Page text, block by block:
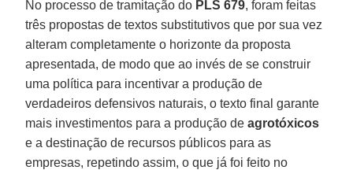
No processo de tramitação do PLS 679, foram feitas
três propostas de textos substitutivos que por sua vez
alteram completamente o horizonte da proposta
apresentada, de modo que ao invés de se construir
uma política para incentivar a produção de
verdadeiros defensivos naturais, o texto final garante
mais investimentos para a produção deagrotóxicos
e a destinação de recursos públicos para as
empresas, repetindo assim, o que já foi feito no